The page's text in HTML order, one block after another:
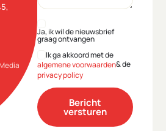
Ja, ik wil de nieuwsbrief
graag ontvangen
Ik ga akkoord met de
algemene voorwaarden& de
privacy policy
Bericht
versturen